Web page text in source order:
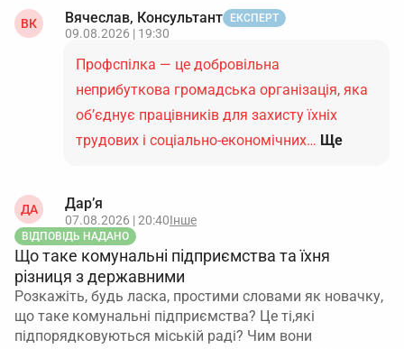
ВК Вячеслав, Консультант ЕКСПЕРТ
09.08.2026 | 19:30
Профспілка — це добровільна
неприбуткова громадська організація, яка
об’єднує працівників для захисту їхніх
трудових і соціально-економічних… Ще
ДА Дар’я
07.08.2026 | 20:40Інше
ВІДПОВІДЬ НАДАНО
Що таке комунальні підприємства та їхня
різниця з державними
Розкажіть, будь ласка, простими словами як новачку,
що таке комунальні підприємства? Це ті,які
підпорядковуються міській раді? Чим вони